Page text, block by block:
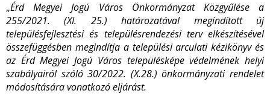
„Érd Megyei Jogú Város Önkormányzat Közgyűlése a
255/2021. (XI. 25.) határozatával megindított új
településfejlesztési és településrendezési terv elkészítésével
összefüggésben megindítja a települési arculati kézikönyv és
az Érd Megyei Jogú Város településképe védelmének helyi
szabályairól szóló 30/2022. (X.28.) önkormányzati rendelet
módosítására vonatkozó eljárást.